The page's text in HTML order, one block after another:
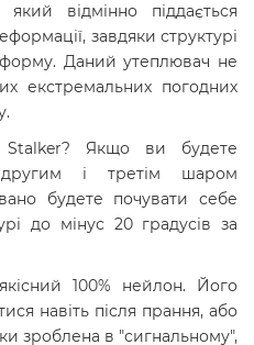
відмінно піддається
завдяки структурі
Даний утеплювач не
екстремальних погодних
Stalker? Якщо ви будете
і третім шаром
будете почувати себе
до мінус 20 градусів за
100% нейлон. Його
навіть після прання, або
зроблена в "сигнальному",